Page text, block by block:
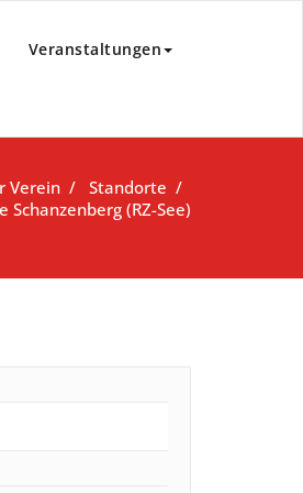
Veranstaltungen
Verein / Standorte /
Schanzenberg (RZ-See)